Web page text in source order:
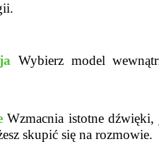
Wybierz model
Wzmacnia istotne dźwięki,
skupić się na rozmowie.